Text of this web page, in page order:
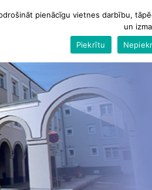
pienācīgu vietnes darbību,
un
Piekrītu